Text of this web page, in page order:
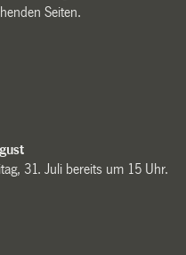
Seiten.
31. Juli bereits um 15 Uhr.